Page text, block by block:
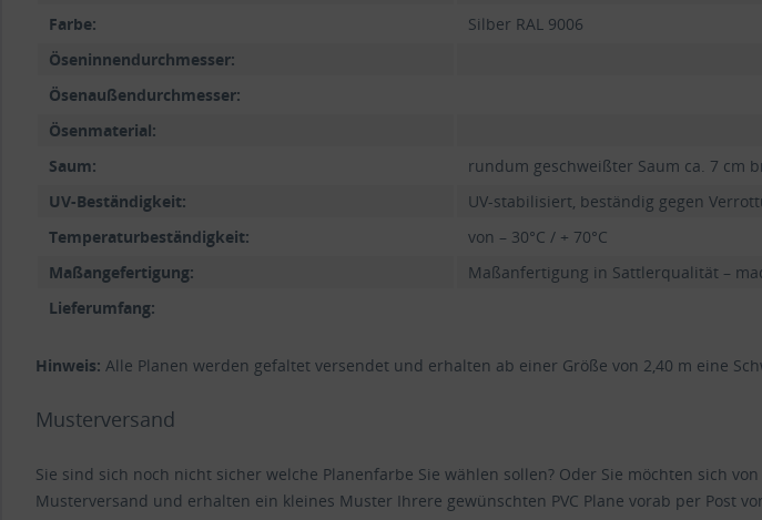
Farbe:
Silber RAL 9006
Öseninnendurchmesser:
Ösenaußendurchmesser:
Ösenmaterial:
Saum:
rundum geschweißter Saum ca. 7 cm
UV-Beständigkeit:
UV-stabilisiert, beständig gegen
Temperaturbeständigkeit:
von – 30°C / + 70°C
Maßangefertigung:
Maßanfertigung in Sattlerqualität –
Lieferumfang:
Hinweis: Alle Planen werden gefaltet versendet und erhalten ab einer Größe von 2,40 m eine
Musterversand
Sie sind sich noch nicht sicher welche Planenfarbe Sie wählen sollen? Oder Sie möchten sich
Musterversand und erhalten ein kleines Muster Ihrere gewünschten PVC Plane vorab per Post